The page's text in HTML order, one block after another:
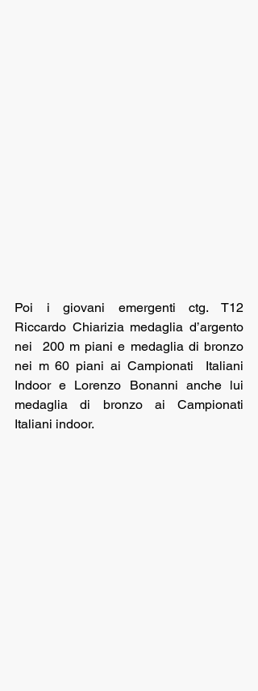
Poi i giovani emergenti ctg. T12
Riccardo Chiarizia medaglia d’argento
nei  200 m piani e medaglia di bronzo
nei m 60 piani ai Campionati  Italiani
Indoor e Lorenzo Bonanni anche lui
medaglia di bronzo ai Campionati
Italiani indoor.